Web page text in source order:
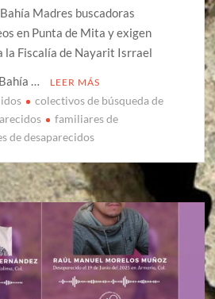
Madres buscadoras
en Punta de Mita y exigen
la Fiscalía de Nayarit Isrrael
…
LEER MÁS
colectivos de búsqueda de
familiares de
de desaparecidos